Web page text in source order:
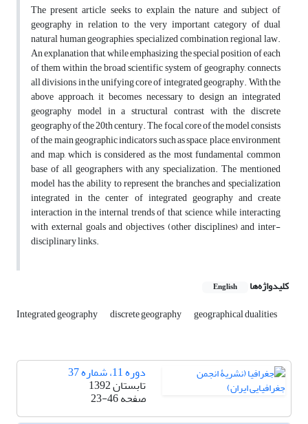
The present article seeks to explain the nature and subject of
geography in relation to the very important category of dual
natural human geographies, specialized combination, regional law.
An explanation that, while emphasizing the special position of each
of them within the broad scientific system of geography, connects
all divisions in the unifying core of integrated geography.With the
above approach, it becomes necessary to design an integrated
geography model in a structural contrast with the discrete
geography of the 20th century.The focal core of the model consists
of the main geographic indicators such as space, place, environment
and map, which is considered as the most fundamental common
base of all geographers with any specialization. The mentioned
model has the ability to represent the branches and specialization
integrated in the center of integrated geography and create
interaction in the internal trends of that science, while interacting
with external goals and objectives (other disciplines) and inter-
disciplinary links.
کلیدواژه‌ها English
Integrated geography discrete geography geographical dualities
دوره 11، شماره 37
تابستان 1392
صفحه23-46